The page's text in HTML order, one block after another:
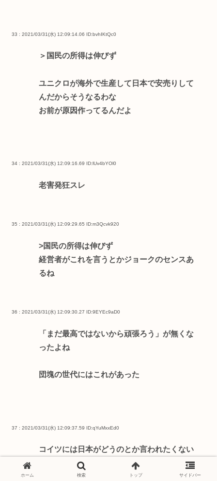
33 : 2021/03/31(水) 12:09:14.06 ID:bvhIKtQc0
＞国民の所得は伸びず
ユニクロが海外で生産して日本で安売りして
んだからそうなるわな
お前が原因作ってるんだよ
34 : 2021/03/31(水) 12:09:16.69 ID:lUv4bYOl0
老害発狂スレ
35 : 2021/03/31(水) 12:09:29.65 ID:m3Qcvk920
>国民の所得は伸びず
経営者がこれを言うとかジョークのセンスあ
るね
36 : 2021/03/31(水) 12:09:30.27 ID:9EYEc9aD0
「まだ最高ではないから頑張ろう」が無くな
ったよね
団塊の世代にはこれがあった
37 : 2021/03/31(水) 12:09:37.59 ID:qYuMxxEd0
コイツには日本がどうのとか言われたくない
ホーム 検索 トップ サイドバー